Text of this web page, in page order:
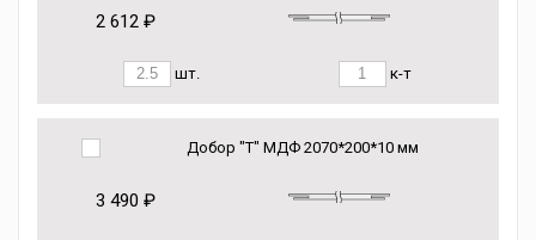
2 612 ₽
шт. к-т
Добор "Т" МДФ 2070*200*10 мм
3 490 ₽